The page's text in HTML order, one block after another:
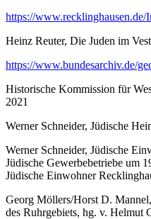
https://
Heinz Reuter, Die Juden im
https://www.bundesarchiv.de/
Historische Kommission für
2021
Werner Schneider, Jüdische
Werner Schneider, Jüdische
Jüdische Gewerbebetriebe um
Jüdische Einwohner
Georg Möllers/Horst D.
des Ruhrgebiets, hg. v. Helmut